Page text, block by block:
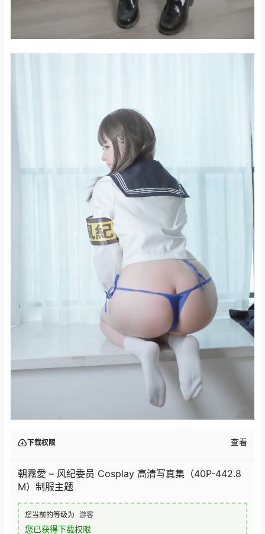
下载权限 查看
朝霧愛 – 风纪委员 Cosplay 高清写真集（40P-442.8
M）制服主题
您当前的等级为 游客
您已获得下载权限